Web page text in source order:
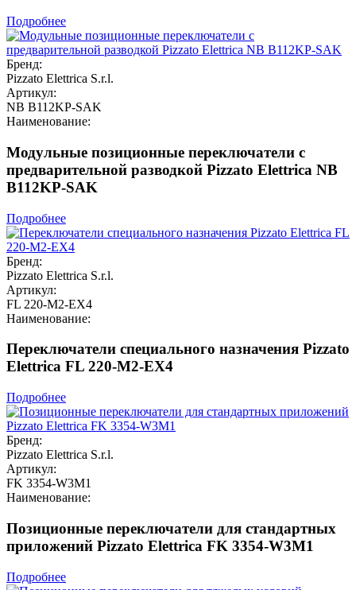
Подробнее
Бренд:
Pizzato Elettrica S.r.l.
Артикул:
NB B112KP-SAK
Наименование:
Модульные позиционные переключатели с
предварительной разводкой Pizzato Elettrica NB
B112KP-SAK
Подробнее
Бренд:
Pizzato Elettrica S.r.l.
Артикул:
FL 220-M2-EX4
Наименование:
Переключатели специального назначения Pizzato
Elettrica FL 220-M2-EX4
Подробнее
Бренд:
Pizzato Elettrica S.r.l.
Артикул:
FK 3354-W3M1
Наименование:
Позиционные переключатели для стандартных
приложений Pizzato Elettrica FK 3354-W3M1
Подробнее